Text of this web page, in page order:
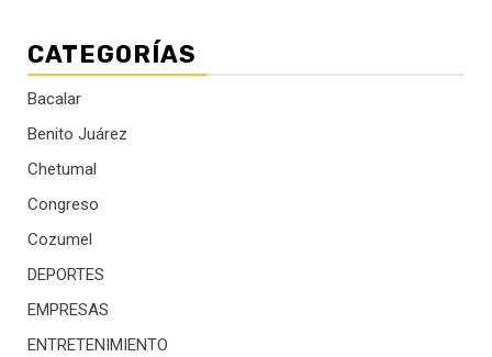
CATEGORÍAS
Bacalar
Benito Juárez
Chetumal
Congreso
Cozumel
DEPORTES
EMPRESAS
ENTRETENIMIENTO